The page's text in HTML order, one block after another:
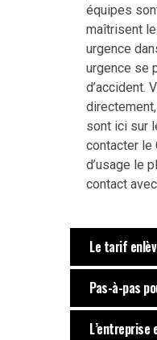
équipes
maîtrisent
urgence
urgence se
d’accident.
sont ici sur
contacter le
d’usage le
contact
Le tarif
Pas-à-pas
L’entreprise